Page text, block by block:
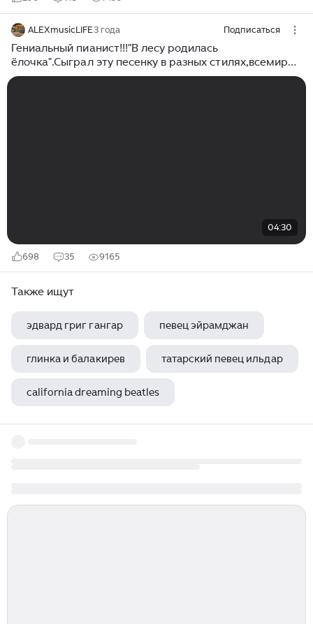
ALEXmusicLIFE3 года Подписаться
Гениальный пианист!!!"В лесу родилась
ёлочка".Сыграл эту песенку в разных стилях,всемирно
известных композиторов!!!
04:30
698 35 9165
Также ищут
эдвард григ гангар певец эйрамджан
глинка и балакирев татарский певец ильдар
california dreaming beatles